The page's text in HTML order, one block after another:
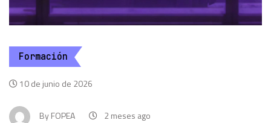
Formación
10 de junio de 2026
ByFOPEA
2 meses ago